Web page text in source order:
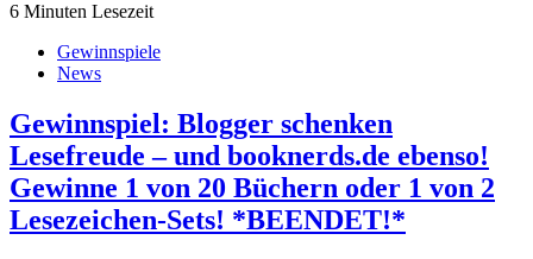
6 Minuten Lesezeit
Gewinnspiele
News
Gewinnspiel: Blogger schenken
Lesefreude – und booknerds.de ebenso!
Gewinne 1 von 20 Büchern oder 1 von 2
Lesezeichen-Sets! *BEENDET!*